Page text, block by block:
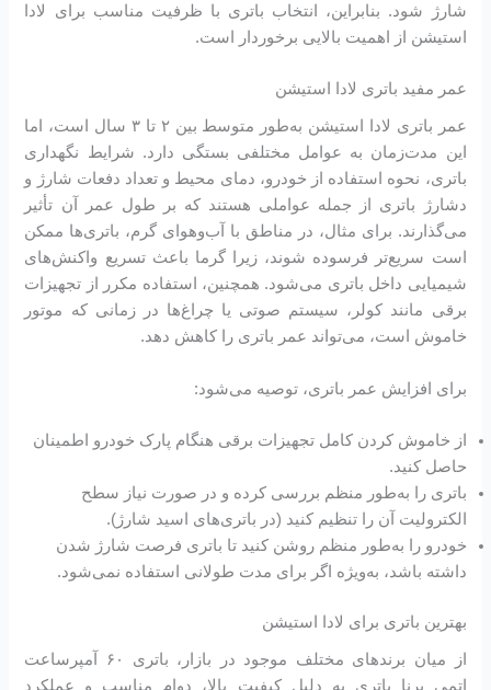
شارژ شود. بنابراین، انتخاب باتری با ظرفیت مناسب برای لادا
استیشن از اهمیت بالایی برخوردار است.
عمر مفید باتری لادا استیشن
عمر باتری لادا استیشن به‌طور متوسط بین ۲ تا ۳ سال است، اما
این مدت‌زمان به عوامل مختلفی بستگی دارد. شرایط نگهداری
باتری، نحوه استفاده از خودرو، دمای محیط و تعداد دفعات شارژ و
دشارژ باتری از جمله عواملی هستند که بر طول عمر آن تأثیر
می‌گذارند. برای مثال، در مناطق با آب‌وهوای گرم، باتری‌ها ممکن
است سریع‌تر فرسوده شوند، زیرا گرما باعث تسریع واکنش‌های
شیمیایی داخل باتری می‌شود. همچنین، استفاده مکرر از تجهیزات
برقی مانند کولر، سیستم صوتی یا چراغ‌ها در زمانی که موتور
خاموش است، می‌تواند عمر باتری را کاهش دهد.
برای افزایش عمر باتری، توصیه می‌شود:
از خاموش کردن کامل تجهیزات برقی هنگام پارک خودرو اطمینان
حاصل کنید.
باتری را به‌طور منظم بررسی کرده و در صورت نیاز سطح
الکترولیت آن را تنظیم کنید (در باتری‌های اسید شارژ).
خودرو را به‌طور منظم روشن کنید تا باتری فرصت شارژ شدن
داشته باشد، به‌ویژه اگر برای مدت طولانی استفاده نمی‌شود.
بهترین باتری برای لادا استیشن
از میان برندهای مختلف موجود در بازار، باتری ۶۰ آمپرساعت
اتمی برنا باتری به دلیل کیفیت بالا، دوام مناسب و عملکرد